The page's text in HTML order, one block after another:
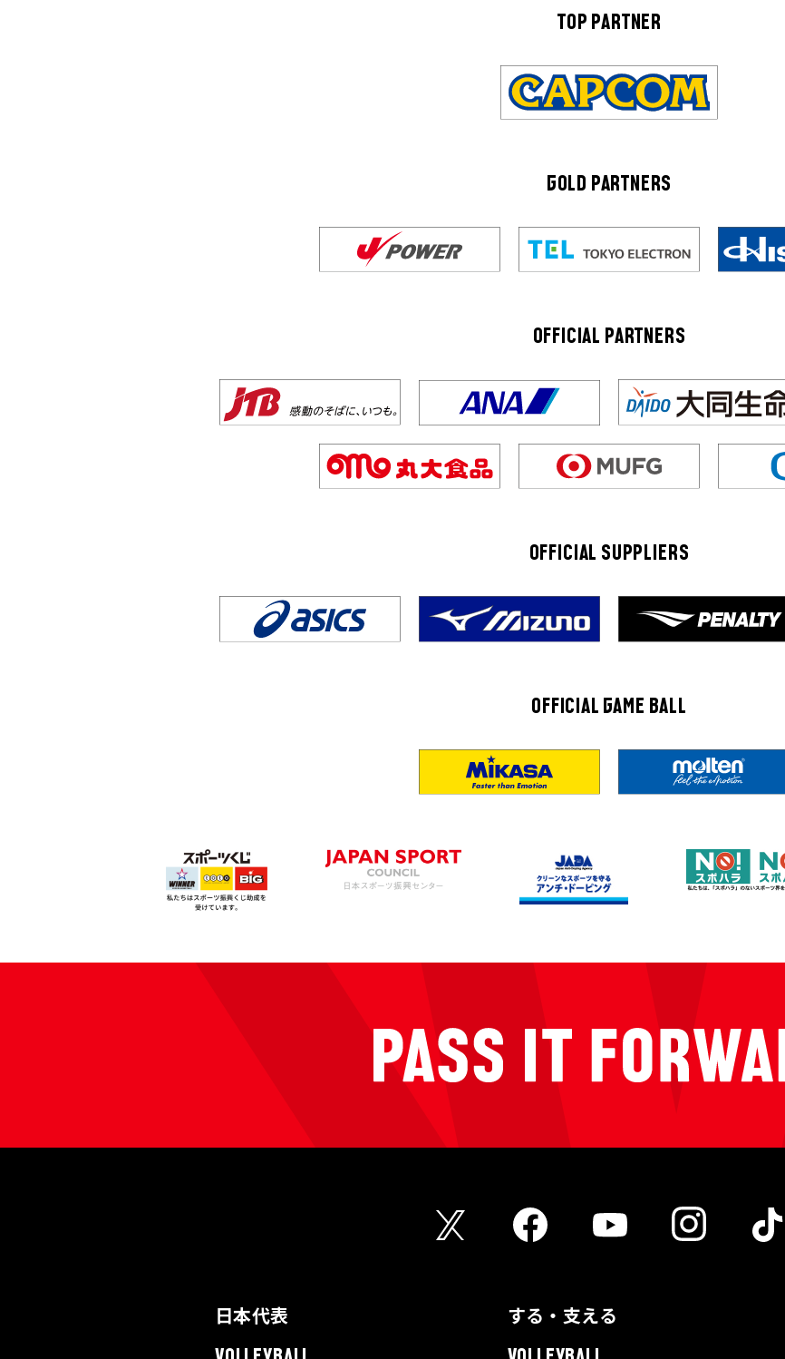
TOP PARTNER
GOLD PARTNERS
OFFICIAL PARTNERS
OFFICIAL SUPPLIERS
OFFICIAL GAME BALL
日本代表 する・支える